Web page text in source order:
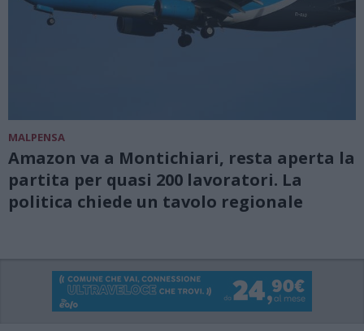
MALPENSA
Amazon va a Montichiari, resta aperta la
partita per quasi 200 lavoratori. La
politica chiede un tavolo regionale